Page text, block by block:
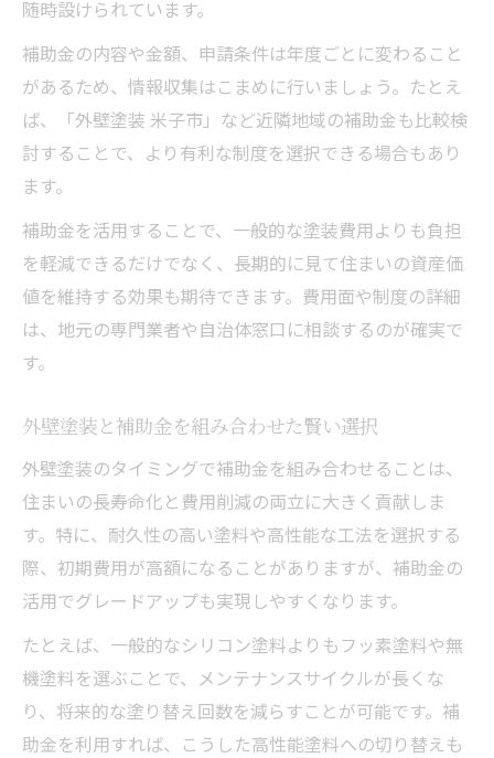
随時設けられています。
補助金の内容や金額、申請条件は年度ごとに変わること
があるため、情報収集はこまめに行いましょう。たとえ
ば、「外壁塗装 米子市」など近隣地域の補助金も比較検
討することで、より有利な制度を選択できる場合もあり
ます。
補助金を活用することで、一般的な塗装費用よりも負担
を軽減できるだけでなく、長期的に見て住まいの資産価
値を維持する効果も期待できます。費用面や制度の詳細
は、地元の専門業者や自治体窓口に相談するのが確実で
す。
外壁塗装と補助金を組み合わせた賢い選択
外壁塗装のタイミングで補助金を組み合わせることは、
住まいの長寿命化と費用削減の両立に大きく貢献しま
す。特に、耐久性の高い塗料や高性能な工法を選択する
際、初期費用が高額になることがありますが、補助金の
活用でグレードアップも実現しやすくなります。
たとえば、一般的なシリコン塗料よりもフッ素塗料や無
機塗料を選ぶことで、メンテナンスサイクルが長くな
り、将来的な塗り替え回数を減らすことが可能です。補
助金を利用すれば、こうした高性能塗料への切り替えも